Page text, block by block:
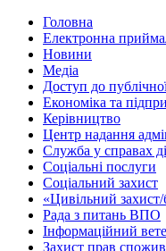
Головна
Електронна
Новини
Медіа
Доступ до
Економіка та
Керівництво
Центр надання
Служба у справах
Соціальні послуги
Соціальний захист
«Цивільний захист/
Рада з питань ВПО
Інформаційний
Захист прав